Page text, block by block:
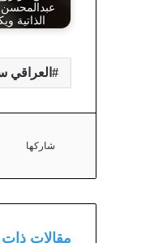
عبدالمحسن
الذاتية
العراقي
شاركها
مقالات